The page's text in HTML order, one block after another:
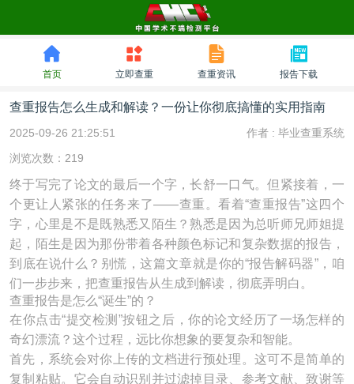
首页 立即查重 查重资讯 报告下载
查重报告怎么生成和解读？一份让你彻底搞懂的实用指南
2025-09-26 21:25:51 作者 : 毕业查重系统
浏览次数：219
终于写完了论文的最后一个字，长舒一口气。但紧接着，一
个更让人紧张的任务来了——查重。看着“查重报告”这四个
字，心里是不是既熟悉又陌生？熟悉是因为总听师兄师姐提
起，陌生是因为那份带着各种颜色标记和复杂数据的报告，
到底在说什么？别慌，这篇文章就是你的“报告解码器”，咱
们一步步来，把查重报告从生成到解读，彻底弄明白。
查重报告是怎么“诞生”的？
在你点击“提交检测”按钮之后，你的论文经历了一场怎样的
奇幻漂流？这个过程，远比你想象的要复杂和智能。
首先，系统会对你上传的文档进行预处理。这可不是简单的
复制粘贴。它会自动识别并过滤掉目录、参考文献、致谢等